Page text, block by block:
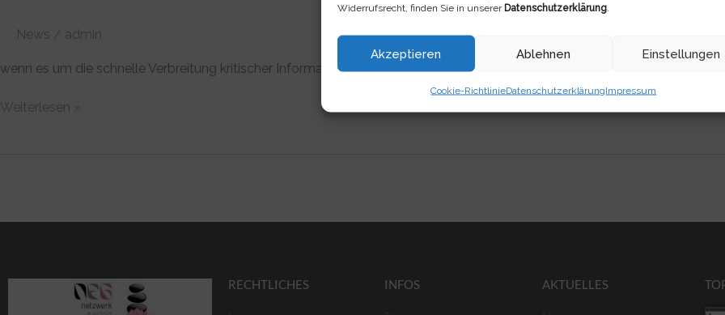
Widerrufsrecht, finden Sie in unserer Datenschutzerklärung
Akzeptieren Ablehnen Einstellungen
Cookie-RichtlinieDatenschutzerklärungImpressum
News / admin
wenn es um die schnelle Verbreitung kritischer Informationen geht
Weiterlesen »
RECHTLICHES INFOS AKTUELLES